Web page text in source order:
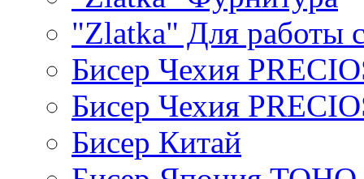
"Zlatka" Для работы
Бисер Чехия
Бисер Чехия
Бисер Китай